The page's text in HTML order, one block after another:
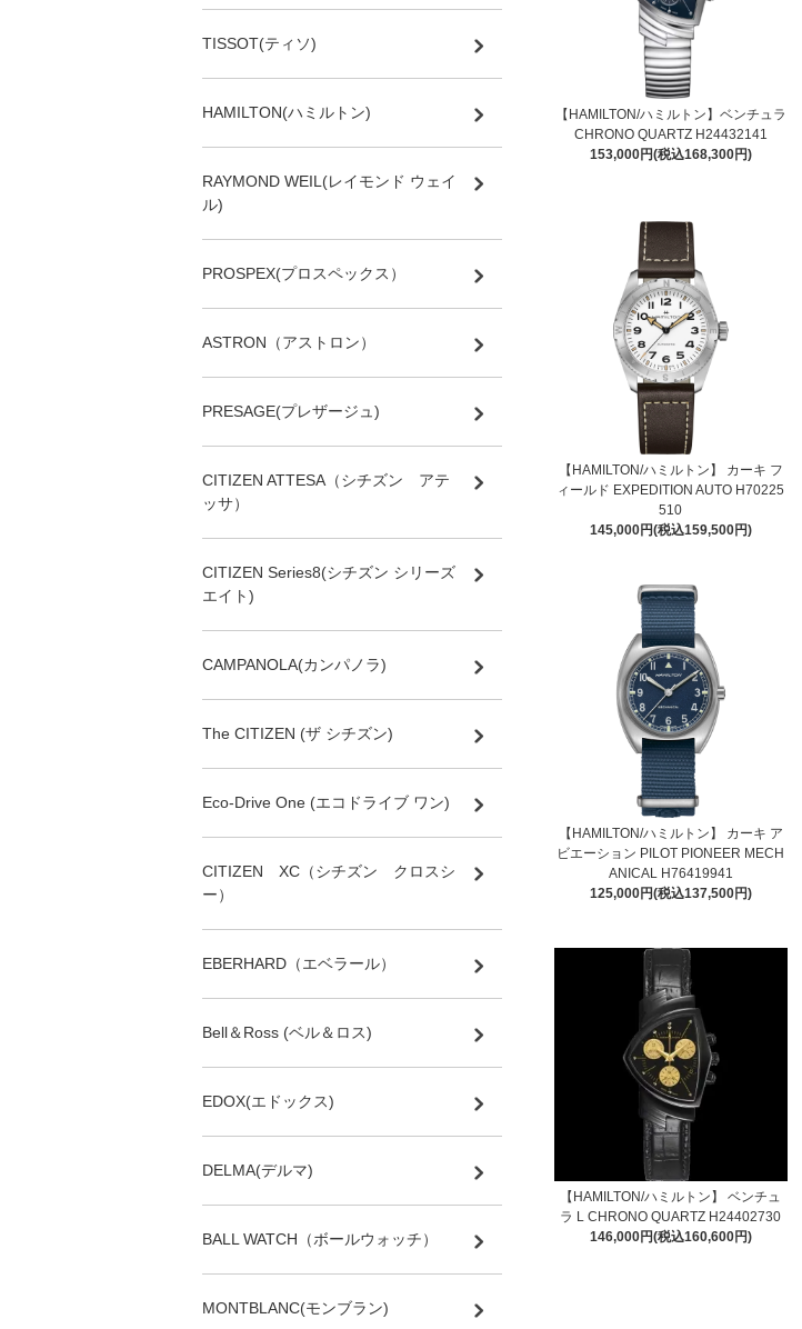
【HAMILTON/ハミルトン】ベンチュラ
CHRONO QUARTZ H24432141
153,000円(税込168,300円)
【HAMILTON/ハミルトン】 カーキ フ
ィールド EXPEDITION AUTO H70225
510
145,000円(税込159,500円)
【HAMILTON/ハミルトン】 カーキ ア
ビエーション PILOT PIONEER MECH
ANICAL H76419941
125,000円(税込137,500円)
【HAMILTON/ハミルトン】 ベンチュ
ラ L CHRONO QUARTZ H24402730
146,000円(税込160,600円)
TISSOT(ティソ)
HAMILTON(ハミルトン)
RAYMOND WEIL(レイモンド ウェイ
ル)
PROSPEX(プロスペックス）
ASTRON（アストロン）
PRESAGE(プレザージュ)
CITIZEN ATTESA（シチズン アテ
ッサ）
CITIZEN Series8(シチズン シリーズ
エイト)
CAMPANOLA(カンパノラ)
The CITIZEN (ザ シチズン)
Eco-Drive One (エコドライブ ワン)
CITIZEN XC（シチズン クロスシ
ー）
EBERHARD（エベラール）
Bell＆Ross (ベル＆ロス)
EDOX(エドックス)
DELMA(デルマ)
BALL WATCH（ボールウォッチ）
MONTBLANC(モンブラン)